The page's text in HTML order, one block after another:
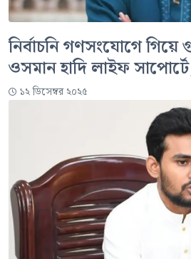
নির্বাচনি গণসংযোগে গিয়ে
ওসমান হাদি লাইফ
১২ ডিসেম্বর ২০২৫